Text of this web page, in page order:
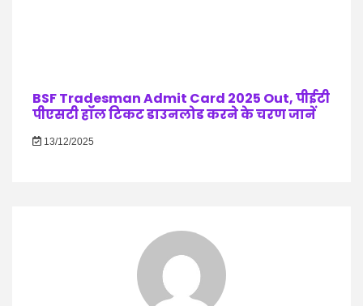
BSF Tradesman Admit Card 2025 Out, पीईटी
पीएसटी हॉल टिकट डाउनलोड करने के चरण जानें
13/12/2025